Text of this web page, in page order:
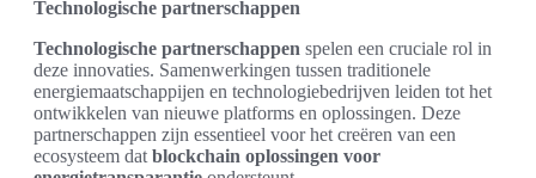
Technologische partnerschappen
Technologische partnerschappen spelen een cruciale rol in
deze innovaties. Samenwerkingen tussen traditionele
energiemaatschappijen en technologiebedrijven leiden tot het
ontwikkelen van nieuwe platforms en oplossingen. Deze
partnerschappen zijn essentieel voor het creëren van een
ecosysteem dat blockchain oplossingen voor